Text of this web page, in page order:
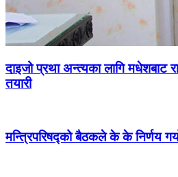
दाइजो प्रथा अन्त्यका लागि मधेशबाट
तयारी
मन्त्रिपरिषद्को बैठकले के के निर्णय